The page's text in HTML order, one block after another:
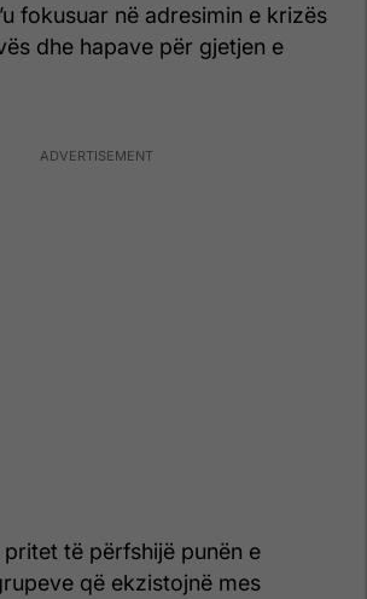
fokusuar në adresimin e krizës
dhe hapave për gjetjen e
të përfshijë punën e
që ekzistojnë mes